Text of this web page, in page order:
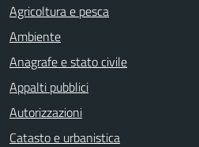
Agricoltura e pesca
Ambiente
Anagrafe e stato civile
Appalti pubblici
Autorizzazioni
Catasto e urbanistica